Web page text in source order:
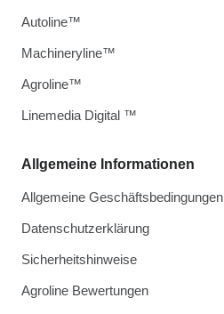
Allgemeine Informationen
Allgemeine Geschäftsbedingungen
Datenschutzerklärung
Sicherheitshinweise
Agroline Bewertungen
Autoline™
Machineryline™
Agroline™
Linemedia Digital ™